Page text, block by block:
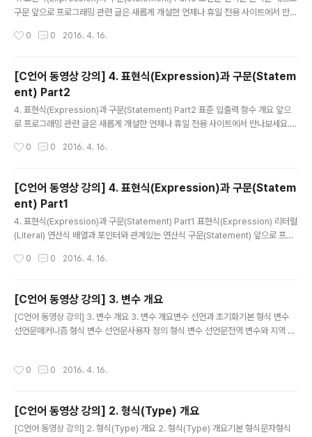
구문 앞으로 프로그래밍 관련 글은 새롭게 개설한 언제나 휴일 전용 사이트에서 만나
옮길 예정입니다.
0 0 2016. 4. 16.
[C언어 동영상 강의] 4. 표현식(Expression)과 구문(Statem
ent) Part2
4. 표현식(Expression)과 구문(Statement) Part2 표준 입출력 함수 개요 앞으
로 프로그래밍 관련 글은 새롭게 개설한 언제나 휴일 전용 사이트에서 만나보세요. 2
입니다.
0 0 2016. 4. 16.
[C언어 동영상 강의] 4. 표현식(Expression)과 구문(Statem
ent) Part1
4. 표현식(Expression)과 구문(Statement) Part1 표현식(Expression) 리터럴
(Literal) 연산식 배열과 포인터와 관계있는 연산식 구문(Statement) 앞으로 프로
1월 1일까지 이 곳의 프로그래밍 자료는 http://ehpub.co.kr 로 옮길 예정입니다.
0 0 2016. 4. 16.
[C언어 동영상 강의] 3. 변수 개요
[C언어 동영상 강의] 3. 변수 개요 3. 변수 개요변수 선언과 초기화기본 형식 변수
선언문매커니즘 형식 변수 선언문사용자 정의 형식 변수 선언문전역 변수와 지역 변
료는 http://ehpub.co.kr 로 옮길 예정입니다.
0 0 2016. 4. 16.
[C언어 동영상 강의] 2. 형식(Type) 개요
[C언어 동영상 강의] 2. 형식(Type) 개요 2. 형식(Type) 개요기본 형식문자형식